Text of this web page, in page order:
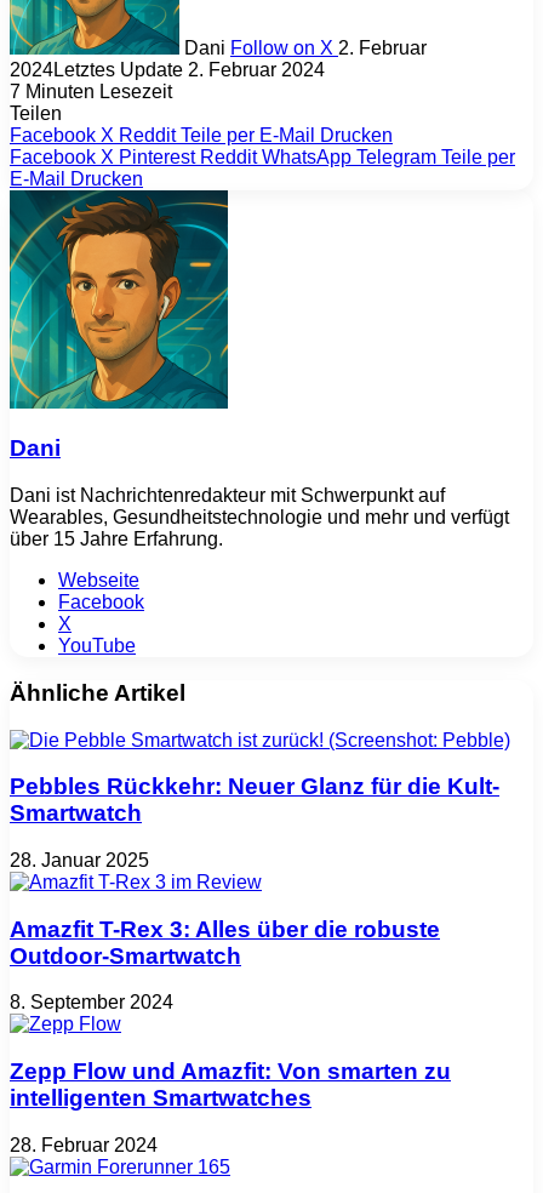
Dani Follow on X 2. Februar
2024Letztes Update 2. Februar 2024
7 Minuten Lesezeit
Teilen
Facebook X Reddit Teile per E-Mail
Drucken
Facebook X Pinterest Reddit WhatsApp Telegram Teile per
E-Mail
Drucken
Dani
Dani ist Nachrichtenredakteur mit Schwerpunkt auf
Wearables, Gesundheitstechnologie und mehr und verfügt
über 15 Jahre Erfahrung.
Webseite
Facebook
X
YouTube
Ähnliche Artikel
Pebbles Rückkehr: Neuer Glanz für die Kult-
Smartwatch
28. Januar 2025
Amazfit T-Rex 3: Alles über die robuste
Outdoor-Smartwatch
8. September 2024
Zepp Flow und Amazfit: Von smarten zu
intelligenten Smartwatches
28. Februar 2024